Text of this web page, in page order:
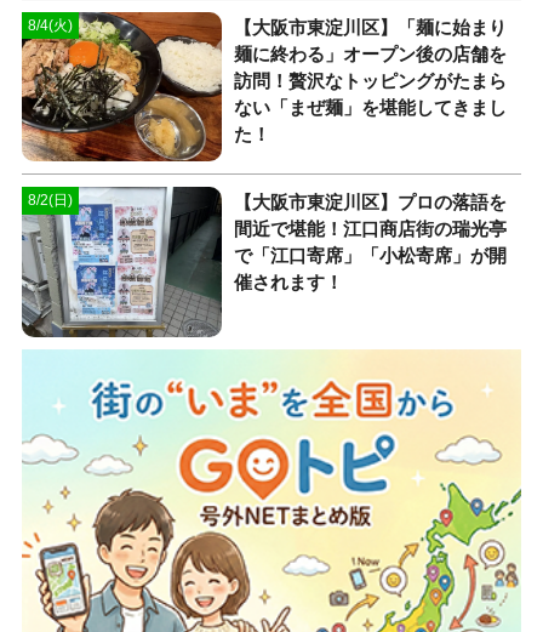
8/4(火)
【大阪市東淀川区】「麺に始まり
麺に終わる」オープン後の店舗を
訪問！贅沢なトッピングがたまら
ない「まぜ麺」を堪能してきまし
た！
8/2(日)
【大阪市東淀川区】プロの落語を
間近で堪能！江口商店街の瑞光亭
で「江口寄席」「小松寄席」が開
催されます！